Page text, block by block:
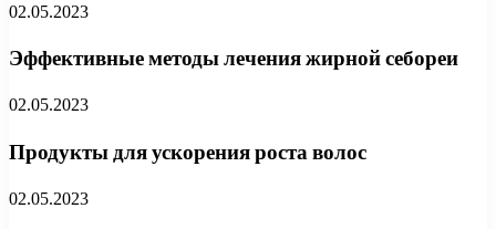
02.05.2023
Эффективные методы лечения жирной себореи
02.05.2023
Продукты для ускорения роста волос
02.05.2023